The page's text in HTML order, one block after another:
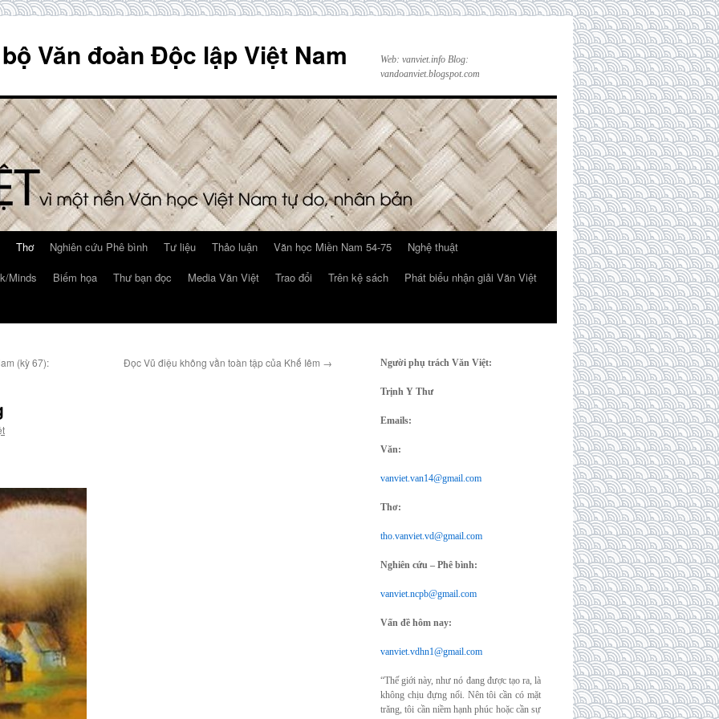
Văn đoàn Độc lập Việt Nam
Web: vanviet.info Blog:
vandoanviet.blogspot.com
Thơ Nghiên cứu Phê bình Tư liệu Thảo luận Văn học Miền Nam 54-75
Nghệ thuật
Minds Biếm họa Thư bạn đọc Media Văn Việt Trao đổi Trên kệ sách
Phát biểu nhận giải Văn Việt
(kỳ 67):
Đọc Vũ điệu không vần toàn tập của Khế Iêm → Người phụ trách Văn Việt:
Trịnh Y Thư
Emails:
Văn:
vanviet.van14@gmail.com
Thơ:
tho.vanviet.vd@gmail.com
Nghiên cứu – Phê bình:
vanviet.ncpb@gmail.com
Vấn đề hôm nay:
vanviet.vdhn1@gmail.com
“Thế giới này, như nó đang được tạo ra, là
không chịu đựng nổi. Nên tôi cần có mặt
trăng, tôi cần niềm hạnh phúc hoặc cần sự